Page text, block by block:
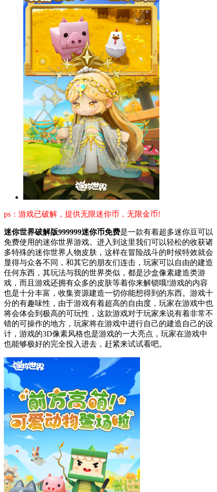
ps：游戏已破解，提供无限迷你币，无限金币!
迷你世界破解版999999迷你币免费是一款有着超多迷你豆可以
免费使用的迷你世界游戏。进入到这里我们可以轻松的收获诸
多特殊的迷你世界人物皮肤，这样在冒险战斗的时候特效就会
显得与众各不同，和其它的朋友们连击，玩家可以自由的建造
任何东西，其玩法与我的世界类似，都是沙盒像素建造类游
戏，而且游戏还拥有众多的皮肤等着你来解锁哦!游戏的内容
也是十分丰富，收集资源建造一切你能想得到的东西。游戏十
分的有趣味性，由于游戏有着超高的自由度，玩家在游戏中也
将会体会到极高的可玩性，这款游戏对于玩家来说有着非常不
错的可操作的地方，玩家将在游戏中进行自己的建造自己的设
计，游戏的3D像素风格也是游戏的一大亮点，玩家在游戏中
也能够极好的完全投入进去，赶紧来试试看吧。